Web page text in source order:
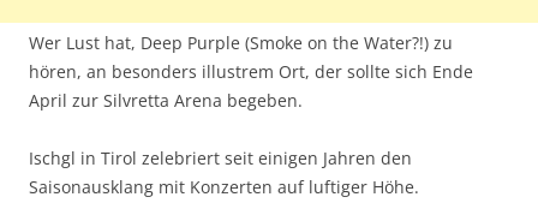
Wer Lust hat, Deep Purple (Smoke on the Water?!) zu
hören, an besonders illustrem Ort, der sollte sich Ende
April zur Silvretta Arena begeben.
Ischgl in Tirol zelebriert seit einigen Jahren den
Saisonausklang mit Konzerten auf luftiger Höhe.